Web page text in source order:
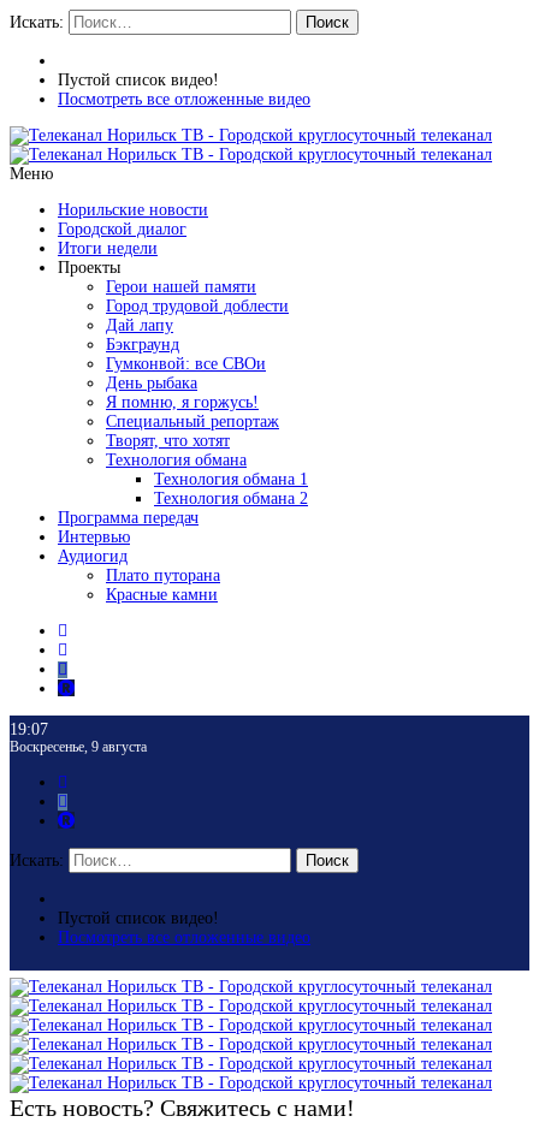
Искать: Поиск
Пустой список видео!
Посмотреть все отложенные видео
Меню
Норильские новости
Городской диалог
Итоги недели
Проекты
Герои нашей памяти
Город трудовой доблести
Дай лапу
Бэкграунд
Гумконвой: все СВОи
День рыбака
Я помню, я горжусь!
Специальный репортаж
Творят, что хотят
Технология обмана
Технология обмана 1
Технология обмана 2
Программа передач
Интервью
Аудиогид
Плато путорана
Красные камни
19:07
Воскресенье, 9 августа
Искать: Поиск
Пустой список видео!
Посмотреть все отложенные видео
Есть новость? Свяжитесь с нами!